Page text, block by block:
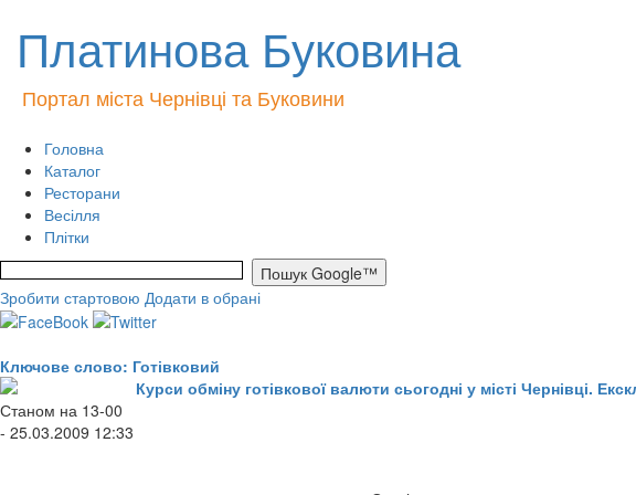
Платинова Буковина
Портал міста Чернівці та Буковини
Головна
Каталог
Ресторани
Весілля
Плітки
Зробити стартовою Додати в обрані
Ключове слово: Готівковий
Курси обміну готівкової валюти сьогодні у місті Чернівці.
Станом на 13-00
- 25.03.2009 12:33